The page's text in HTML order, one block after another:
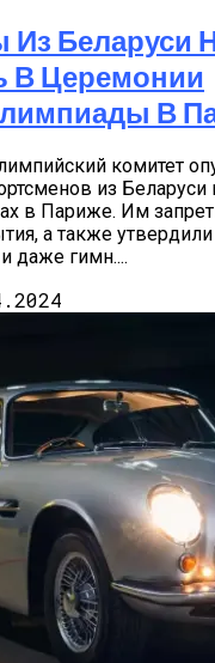
Беларуси
В Церемонии
В
комитет
из Беларуси
в Париже. Им
а также
даже гимн....